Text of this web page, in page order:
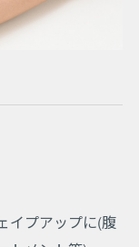
イプアップに(腹